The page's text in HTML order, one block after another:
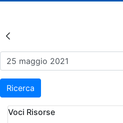
Risultati della
Ricerca
Voci Risorse